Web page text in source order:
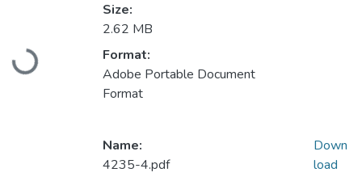
Loading...
Size:
2.62 MB
Format:
Adobe Portable Document
Format
Name:
4235-4.pdf
Down
load